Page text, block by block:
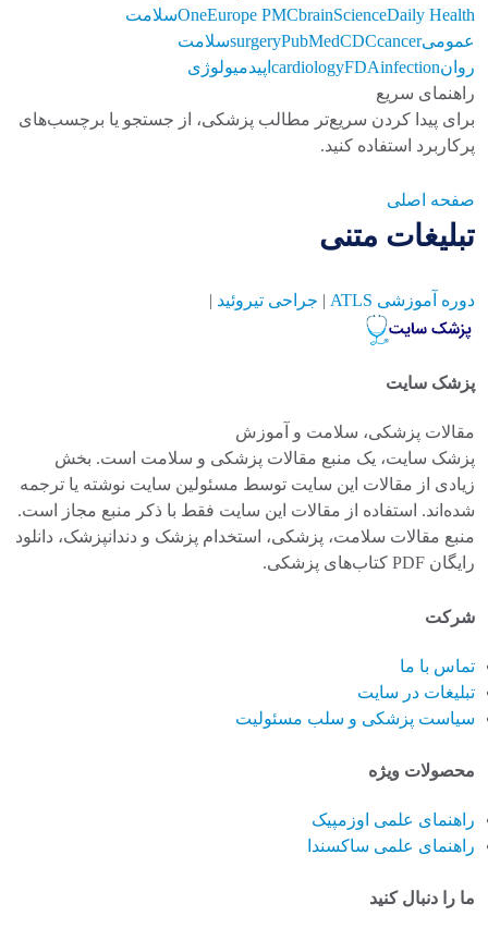
OneEurope PMCbrainScienceDaily Health
سلامت
عمومی
surgeryPubMedCDCcancer
سلامت
روان
cardiologyFDAinfection
اپیدمیولوژی
راهنمای سریع
برای پیدا کردن سریع‌تر مطالب پزشکی، از جستجو یا برچسب‌های
پرکاربرد استفاده کنید.
صفحه اصلی
تبلیغات متنی
دوره آموزشی ATLS | جراحی تیروئید |
پزشک سایت
مقالات پزشکی، سلامت و آموزش
پزشک سایت، یک منبع مقالات پزشکی و سلامت است. بخش
زیادی از مقالات این سایت توسط مسئولین سایت نوشته یا ترجمه
شده‌اند. استفاده از مقالات این سایت فقط با ذکر منبع مجاز است.
منبع مقالات سلامت، پزشکی، استخدام پزشک و دندانپزشک، دانلود
رایگان PDF کتاب‌های پزشکی.
شرکت
تماس با ما
تبلیغات در سایت
سیاست پزشکی و سلب مسئولیت
محصولات ویژه
راهنمای علمی اوزمپیک
راهنمای علمی ساکسندا
ما را دنبال کنید